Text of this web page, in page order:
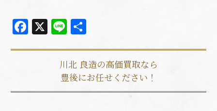
Facebook
X Line
川北 良造の高価買取なら
豊後にお任せください！